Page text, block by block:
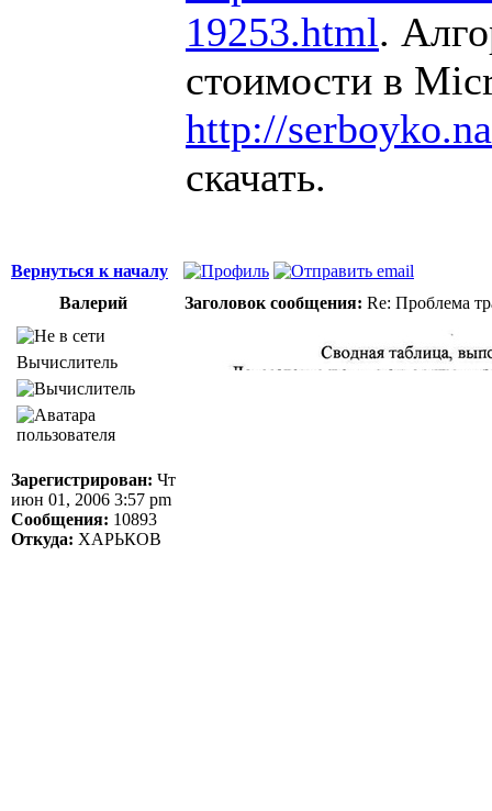
19253.html.
стоимости в
http://
скачать.
Вернуться к началу
Валерий
Заголовок сообщения: Re: Проблема
Вычислитель
Зарегистрирован: Чт
июн 01, 2006 3:57 pm
Сообщения: 10893
Откуда: ХАРЬКОВ